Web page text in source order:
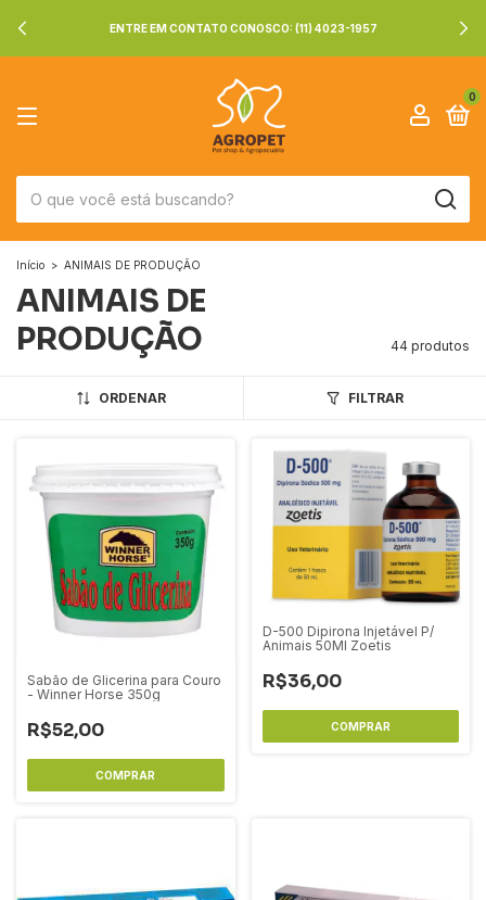
ENTRE EM CONTATO CONOSCO: (11) 4023-1957
0
Início > ANIMAIS DE PRODUÇÃO
ANIMAIS DE
PRODUÇÃO
44 produtos
ORDENAR FILTRAR
Sabão de Glicerina para Couro
- Winner Horse 350g
R$52,00
D-500 Dipirona Injetável P/
Animais 50Ml Zoetis
R$36,00